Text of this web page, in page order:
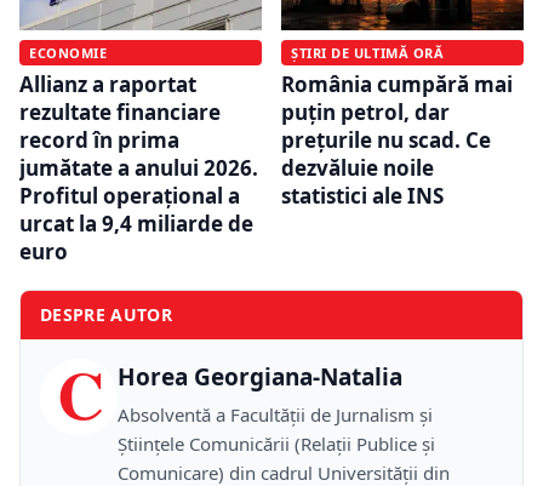
ECONOMIE
Allianz a raportat
rezultate financiare
record în prima
jumătate a anului 2026.
Profitul operațional a
urcat la 9,4 miliarde de
euro
ȘTIRI DE ULTIMĂ ORĂ
România cumpără mai
puțin petrol, dar
prețurile nu scad. Ce
dezvăluie noile
statistici ale INS
DESPRE AUTOR
C Horea Georgiana-Natalia
Absolventă a Facultății de Jurnalism și
Științele Comunicării (Relații Publice și
Comunicare) din cadrul Universității din